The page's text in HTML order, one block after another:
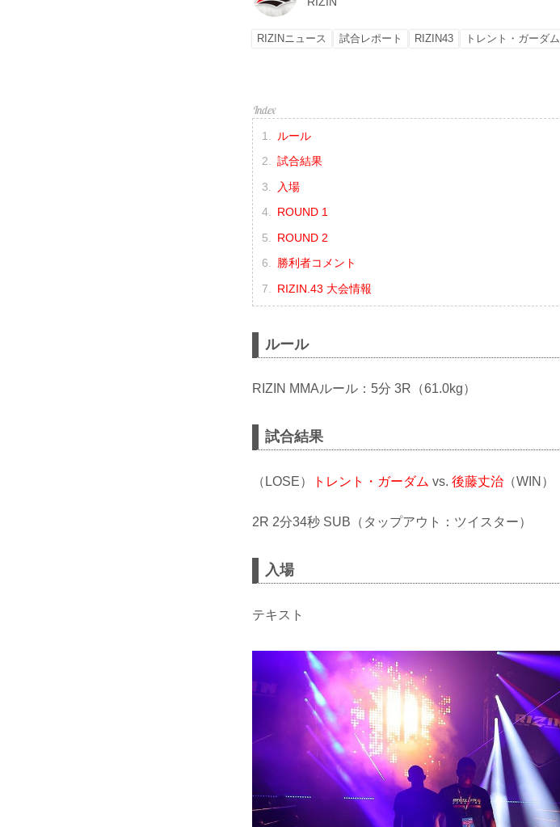
RIZINニュース 試合レポート RIZIN43 トレント・ガーダム
ルール
試合結果
入場
ROUND 1
ROUND 2
勝利者コメント
RIZIN.43 大会情報
ルール
RIZIN MMAルール：5分 3R（61.0kg）
試合結果
（LOSE） トレント・ガーダム vs. 後藤丈治 （WIN）
2R 2分34秒 SUB（タップアウト：ツイスター）
入場
テキスト